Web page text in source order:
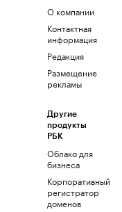
О компании
Контактная
информация
Редакция
Размещение
рекламы
Другие
продукты
РБК
Облако для
бизнеса
Корпоративный
регистратор
доменов